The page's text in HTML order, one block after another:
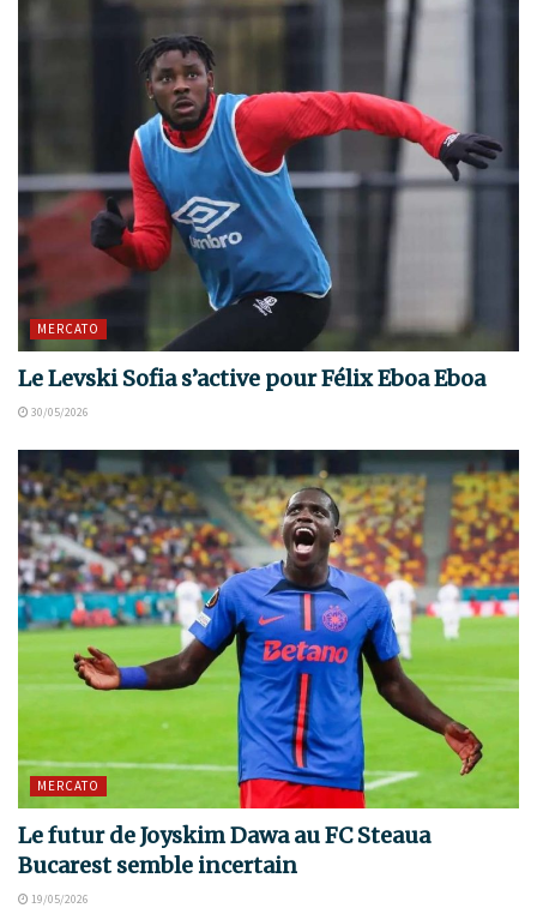
MERCATO
Le Levski Sofia s’active pour Félix Eboa Eboa
30/05/2026
MERCATO
Le futur de Joyskim Dawa au FC Steaua
Bucarest semble incertain
19/05/2026